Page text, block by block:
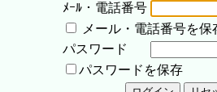
ﾒｰﾙ・電話番号
メール・電話番号を保
パスワード
パスワードを保存